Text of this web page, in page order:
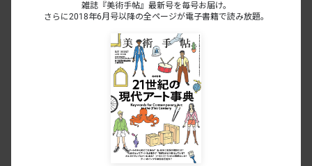
オープニングレセプション
日時：2020年2月22日 18:30〜20:30
あわせて読みたい
マネからプッシー・ライオットまで。4
雑誌『美術手帖』最新号を毎号お届け。
さらに2018年6月号以降の全ページが電子書籍で読み放題。